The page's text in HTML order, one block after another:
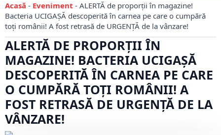
Acasă - Eveniment - ALERTĂ de proporții în magazine!
Bacteria UCIGAȘĂ descoperită în carnea pe care o cumpără
toți românii! A fost retrasă de URGENȚĂ de la vânzare!
ALERTĂ DE PROPORȚII ÎN
MAGAZINE! BACTERIA UCIGAȘĂ
DESCOPERITĂ ÎN CARNEA PE CARE
O CUMPĂRĂ TOȚI ROMÂNII! A
FOST RETRASĂ DE URGENȚĂ DE LA
VÂNZARE!